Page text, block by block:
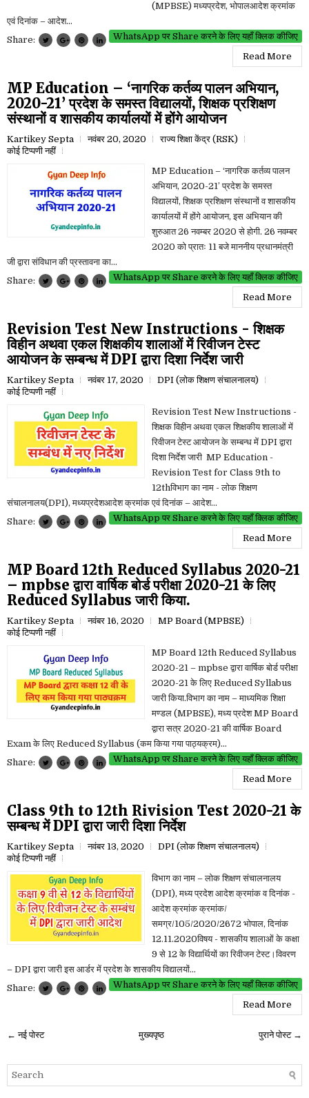
(MPBSE) मध्यप्रदेश, भोपालआदेश क्रमांक
एवं दिनांक – आदेश...
WhatsApp पर Share करने के लिए यहाँ क्लिक कीजिए
Share:
Read More
MP Education – ‘नागरिक कर्तव्य पालन अभियान,
2020-21’ प्रदेश के समस्त विद्यालयों, शिक्षक प्रशिक्षण
संस्थानों व शासकीय कार्यालयों में होंगे आयोजन
Kartikey Septa नवंबर 20, 2020
राज्य शिक्षा केंद्र (RSK)
कोई टिप्पणी नहीं
MP Education – ‘नागरिक कर्तव्य पालन
अभियान, 2020-21’ प्रदेश के समस्त
विद्यालयों, शिक्षक प्रशिक्षण संस्थानों व शासकीय
कार्यालयों में होंगे आयोजन, इस अभियान की
शुरुआत 26 नवम्बर 2020 से होगी. 26 नवम्बर
2020 को प्रातः 11 बजे माननीय प्रधानमंत्री
जी द्वारा संविधान की प्रस्तावना का...
WhatsApp पर Share करने के लिए यहाँ क्लिक कीजिए
Share:
Read More
Revision Test New Instructions - शिक्षक
विहीन अथवा एकल शिक्षकीय शालाओं में रिवीजन टेस्ट
आयोजन के सम्बन्ध में DPI द्वारा दिशा निर्देश जारी
Kartikey Septa नवंबर 17, 2020
DPI (लोक शिक्षण संचालनालय)
कोई टिप्पणी नहीं
Revision Test New Instructions -
शिक्षक विहीन अथवा एकल शिक्षकीय शालाओं में
रिवीजन टेस्ट आयोजन के सम्बन्ध में DPI द्वारा
दिशा निर्देश जारी MP Education -
Revision Test for Class 9th to
12thविभाग का नाम - लोक शिक्षण
संचालनालय(DPI), मध्यप्रदेशआदेश क्रमांक एवं दिनांक – आदेश...
WhatsApp पर Share करने के लिए यहाँ क्लिक कीजिए
Share:
Read More
MP Board 12th Reduced Syllabus 2020-21
– mpbse द्वारा वार्षिक बोर्ड परीक्षा 2020-21 के लिए
Reduced Syllabus जारी किया.
Kartikey Septa नवंबर 16, 2020
MP Board (MPBSE)
कोई टिप्पणी नहीं
MP Board 12th Reduced Syllabus
2020-21 – mpbse द्वारा वार्षिक बोर्ड परीक्षा
2020-21 के लिए Reduced Syllabus
जारी किया.विभाग का नाम – माध्यमिक शिक्षा
मण्डल (MPBSE), मध्य प्रदेश MP Board
द्वारा सत्र 2020-21 की वार्षिक Board
Exam के लिए Reduced Syllabus (कम किया गया पाठ्यक्रम)...
WhatsApp पर Share करने के लिए यहाँ क्लिक कीजिए
Share:
Read More
Class 9th to 12th Rivision Test 2020-21 के
सम्बन्ध में DPI द्वारा जारी दिशा निर्देश
Kartikey Septa नवंबर 13, 2020
DPI (लोक शिक्षण संचालनालय)
कोई टिप्पणी नहीं
विभाग का नाम – लोक शिक्षण संचालनालय
(DPI), मध्य प्रदेश आदेश क्रमांक व दिनांक -
आदेश क्रमांक क्रमांक/
समग्र/105/2020/2672 भोपाल, दिनांक
12.11.2020विषय - शासकीय शालाओं के कक्षा
9 से 12 के विद्यार्थियों का रिवीजन टेस्ट।विवरण
– DPI द्वारा जारी इस आर्डर में प्रदेश के शासकीय विद्यालयों...
WhatsApp पर Share करने के लिए यहाँ क्लिक कीजिए
Share:
Read More
← नई पोस्ट पुराने पोस्ट →
मुख्यपृष्ठ